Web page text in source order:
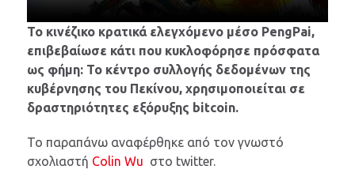
Το κινέζικο κρατικά ελεγχόμενο μέσο PengPai,
επιβεβαίωσε κάτι που κυκλοφόρησε πρόσφατα
ως φήμη: Το κέντρο συλλογής δεδομένων της
κυβέρνησης του Πεκίνου, χρησιμοποιείται σε
δραστηριότητες εξόρυξης bitcoin.
Το παραπάνω αναφέρθηκε από τον γνωστό
σχολιαστή Colin Wu στο twitter.